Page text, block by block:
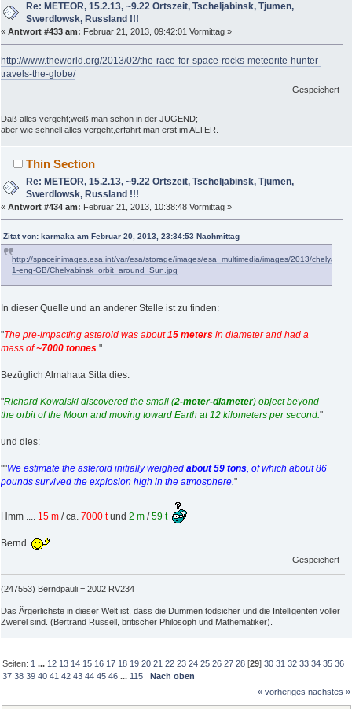
Re: METEOR, 15.2.13, ~9.22 Ortszeit, Tscheljabinsk, Tjumen,
Swerdlowsk, Russland !!!
« Antwort #433 am: Februar 21, 2013, 09:42:01 Vormittag »
http://www.theworld.org/2013/02/the-race-for-space-rocks-meteorite-hunter-
travels-the-globe/
Gespeichert
Daß alles vergeht;weiß man schon in der JUGEND;
aber wie schnell alles vergeht,erfährt man erst im ALTER.
Thin Section
Re: METEOR, 15.2.13, ~9.22 Ortszeit, Tscheljabinsk, Tjumen,
Swerdlowsk, Russland !!!
« Antwort #434 am: Februar 21, 2013, 10:38:48 Vormittag »
Zitat von: karmaka am Februar 20, 2013, 23:34:53 Nachmittag
http://spaceinimages.esa.int/var/esa/storage/images/esa_multimedia/images/2013/
1-eng-GB/Chelyabinsk_orbit_around_Sun.jpg
In dieser Quelle und an anderer Stelle ist zu finden:
"The pre-impacting asteroid was about15 meters in diameter and had a
mass of~7000 tonnes."
Bezüglich Almahata Sitta dies:
"Richard Kowalski discovered the small (2-meter-diameter) object beyond
the orbit of the Moon and moving toward Earth at 12 kilometers per second."
und dies:
""We estimate the asteroid initially weighed about 59 tons, of which about 86
pounds survived the explosion high in the atmosphere."
Hmm .... 15 m / ca. 7000 tund 2 m /59 t
Bernd
Gespeichert
(247553) Berndpauli = 2002 RV234
Das Ärgerlichste in dieser Welt ist, dass die Dummen todsicher und die Intelligenten voller
Zweifel sind. (Bertrand Russell, britischer Philosoph und Mathematiker).
Seiten: 1 ... 12 13 14 15 16 17 18 19 20 21 22 23 24 25 26 27 28 [29]30 31 32 33 34 35 36
37 38 39 40 41 42 43 44 45 46 ... 115
Nach oben
« vorheriges nächstes »